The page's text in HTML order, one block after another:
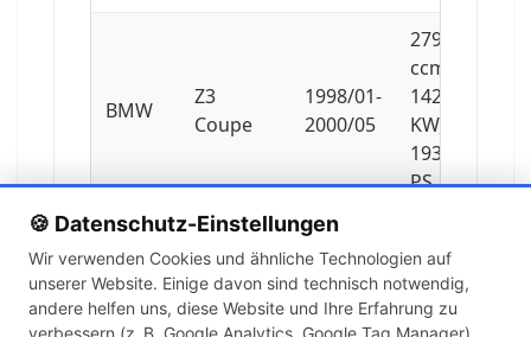
🍪 Datenschutz-Einstellungen
Wir verwenden Cookies und ähnliche Technologien auf
unserer Website. Einige davon sind technisch notwendig,
andere helfen uns, diese Website und Ihre Erfahrung zu
verbessern (z. B. Google Analytics, Google Tag Manager).
BMW
Z3
Coupe
1998/01-
2000/05
2793
ccm,
142
KW,
193
PS
BMW
Z3
Coupe
2000/06-
2003/06
ccm,
170
KW,